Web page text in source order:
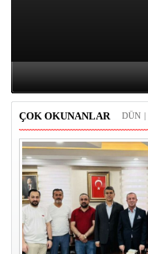
ÇOK OKUNANLAR |
DÜN